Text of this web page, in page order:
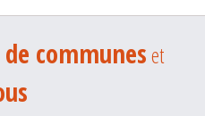
communeset